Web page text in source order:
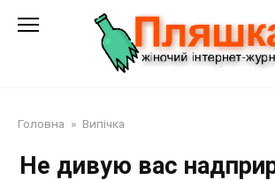
Головна » Випічка
Не дивую вас